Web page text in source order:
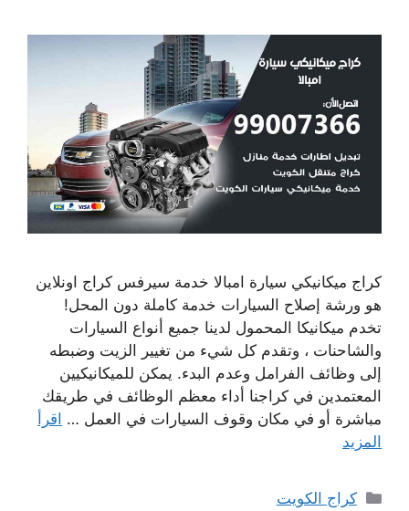
كراج ميكانيكي سيارة امبالا خدمة سيرفس كراج اونلاين
هو ورشة إصلاح السيارات خدمة كاملة دون المحل!
تخدم ميكانيكا المحمول لدينا جميع أنواع السيارات
والشاحنات ، وتقدم كل شيء من تغيير الزيت وضبطه
إلى وظائف الفرامل وعدم البدء. يمكن للميكانيكيين
المعتمدين في كراجنا أداء معظم الوظائف في طريقك
مباشرة أو في مكان وقوف السيارات في العمل … اقرأ
المزيد
التصنيفات
كراج الكويت